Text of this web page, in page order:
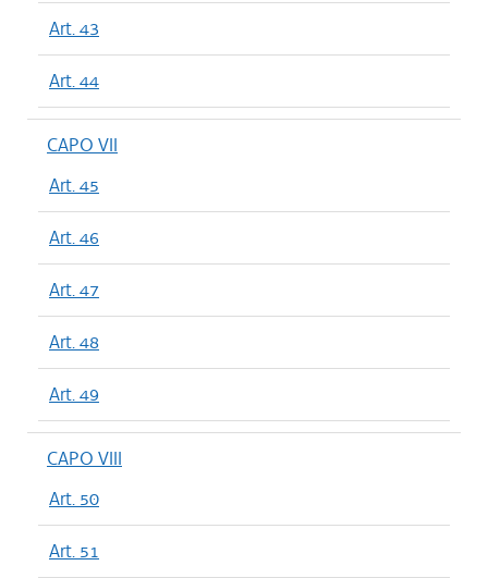
Art. 43
Art. 44
CAPO VII
Art. 45
Art. 46
Art. 47
Art. 48
Art. 49
CAPO VIII
Art. 50
Art. 51